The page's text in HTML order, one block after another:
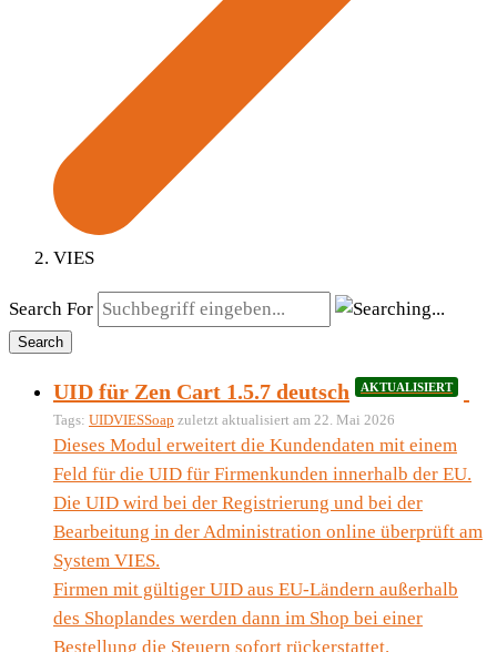
VIES
Search For
Search
UID für Zen Cart 1.5.7 deutsch AKTUALISIERT
Tags: UIDVIESSoap zuletzt aktualisiert am 22. Mai 2026
Dieses Modul erweitert die Kundendaten mit einem
Feld für die UID für Firmenkunden innerhalb der EU.
Die UID wird bei der Registrierung und bei der
Bearbeitung in der Administration online überprüft am
System VIES.
Firmen mit gültiger UID aus EU-Ländern außerhalb
des Shoplandes werden dann im Shop bei einer
Bestellung die Steuern sofort rückerstattet.